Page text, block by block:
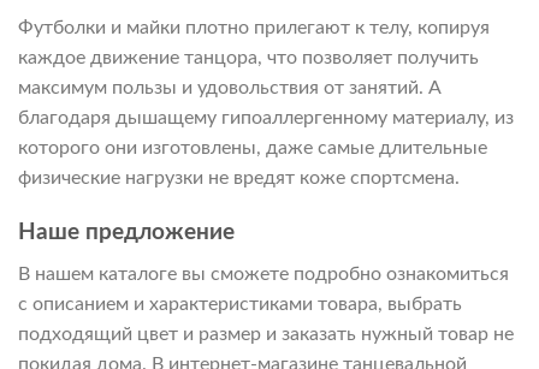
Футболки и майки плотно прилегают к телу, копируя
каждое движение танцора, что позволяет получить
максимум пользы и удовольствия от занятий. А
благодаря дышащему гипоаллергенному материалу, из
которого они изготовлены, даже самые длительные
физические нагрузки не вредят коже спортсмена.
Наше предложение
В нашем каталоге вы сможете подробно ознакомиться
с описанием и характеристиками товара, выбрать
подходящий цвет и размер и заказать нужный товар не
покидая дома. В интернет-магазине танцевальной